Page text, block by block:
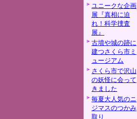
ユニークな企画
展『真相に迫
れ！科学捜査
展』
古墳や城の跡に
建つさくら市ミ
ュージアム
さくら市で沢山
の妖怪に会って
きました
毎夏大人気のニ
ジマスのつかみ
取り